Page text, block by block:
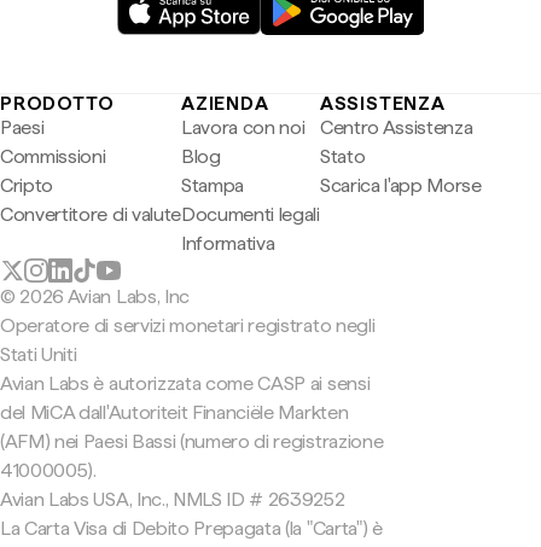
PRODOTTO
Paesi
Commissioni
Cripto
Convertitore di valute
AZIENDA
Lavora con noi
Blog
Stampa
Documenti legali
Informativa
ASSISTENZA
Centro Assistenza
Stato
Scarica l'app Morse
© 2026 Avian Labs, Inc
Operatore di servizi monetari registrato negli
Stati Uniti
Avian Labs è autorizzata come CASP ai sensi
del MiCA dall'Autoriteit Financiële Markten
(AFM) nei Paesi Bassi (numero di registrazione
41000005).
Avian Labs USA, Inc., NMLS ID # 2639252
La Carta Visa di Debito Prepagata (la "Carta") è